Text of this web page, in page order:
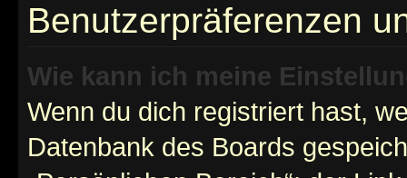
Benutzerpräferenzen
Wie kann ich meine
Wenn du dich registriert hast,
Datenbank des Boards